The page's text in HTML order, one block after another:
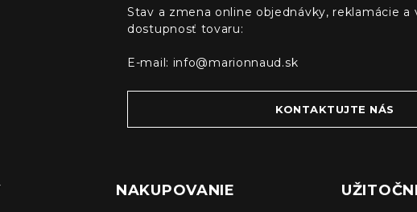
Stav a zmena online objednávky, reklamácie a
dostupnosť tovaru:
E-mail: info@marionnaud.sk
KONTAKTUJTE NÁS
NAKUPOVANIE